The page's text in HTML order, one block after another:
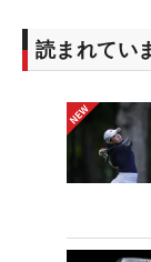
読まれてい